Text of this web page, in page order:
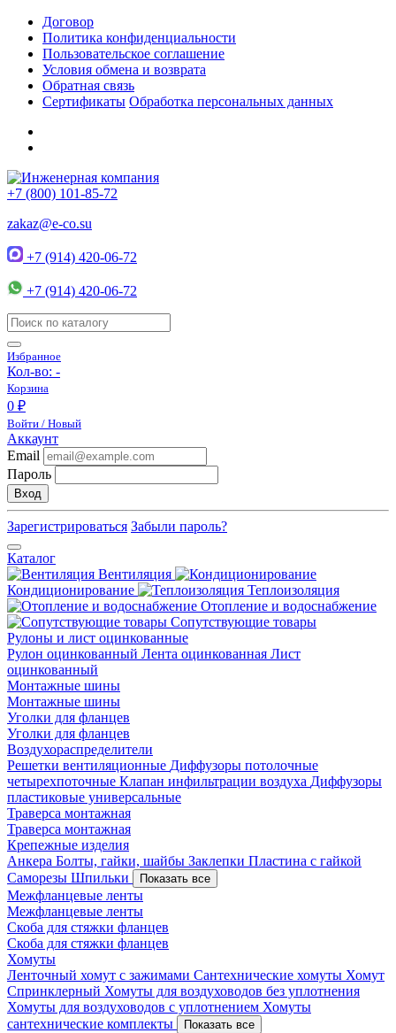
Договор
Политика конфиденциальности
Пользовательское соглашение
Условия обмена и возврата
Обратная связь
Сертификаты Обработка персональных данных
+7 (800) 101-85-72
zakaz@e-co.su
+7 (914) 420-06-72
+7 (914) 420-06-72
Избранное
Кол-во: -
Корзина
0 ₽
Войти / Новый
Аккаунт
Email
Пароль
Вход
Зарегистрироваться Забыли пароль?
Каталог
Вентиляция
Кондиционирование
Теплоизоляция
Отопление и водоснабжение
Сопутствующие товары
Рулоны и лист оцинкованные
Рулон оцинкованный Лента оцинкованная Лист
оцинкованный
Монтажные шины
Монтажные шины
Уголки для фланцев
Уголки для фланцев
Воздухораспределители
Решетки вентиляционные Диффузоры потолочные
четырехпоточные Клапан инфильтрации воздуха Диффузоры
пластиковые универсальные
Траверса монтажная
Траверса монтажная
Крепежные изделия
Анкера Болты, гайки, шайбы Заклепки Пластина с гайкой
Саморезы Шпильки Показать все
Межфланцевые ленты
Межфланцевые ленты
Скоба для стяжки фланцев
Скоба для стяжки фланцев
Хомуты
Ленточный хомут с зажимами Сантехнические хомуты Хомут
Спринклерный Хомуты для воздуховодов без уплотнения
Хомуты для воздуховодов с уплотнением Хомуты
сантехнические комплекты
Показать все